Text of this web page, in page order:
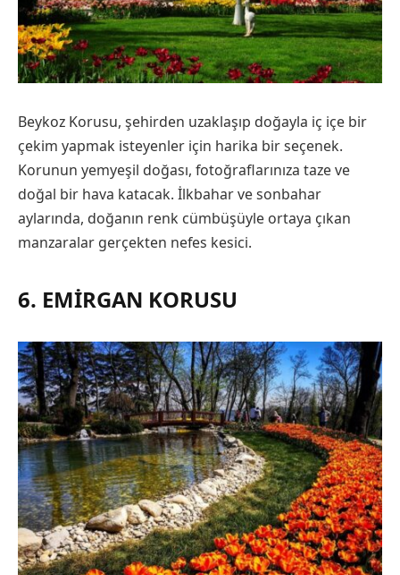
Beykoz Korusu, şehirden uzaklaşıp doğayla iç içe bir
çekim yapmak isteyenler için harika bir seçenek.
Korunun yemyeşil doğası, fotoğraflarınıza taze ve
doğal bir hava katacak. İlkbahar ve sonbahar
aylarında, doğanın renk cümbüşüyle ortaya çıkan
manzaralar gerçekten nefes kesici.
6. EMIRGAN KORUSU